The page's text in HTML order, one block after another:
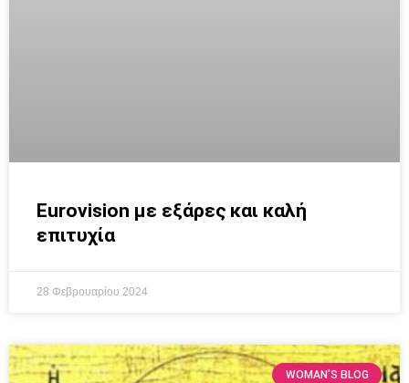
Eurovision με εξάρες και καλή
επιτυχία
28 Φεβρουαρίου 2024
WOMAN’S BLOG